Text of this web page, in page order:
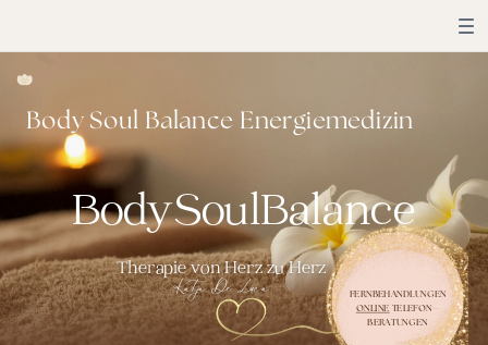
BodySoulBalance
Therapie von Herz zu Herz
Katja De Luca FERNBEHANDLUNGEN
ONLINE TELEFON--
BERATUNGEN
Body Soul Balance Energiemedizin